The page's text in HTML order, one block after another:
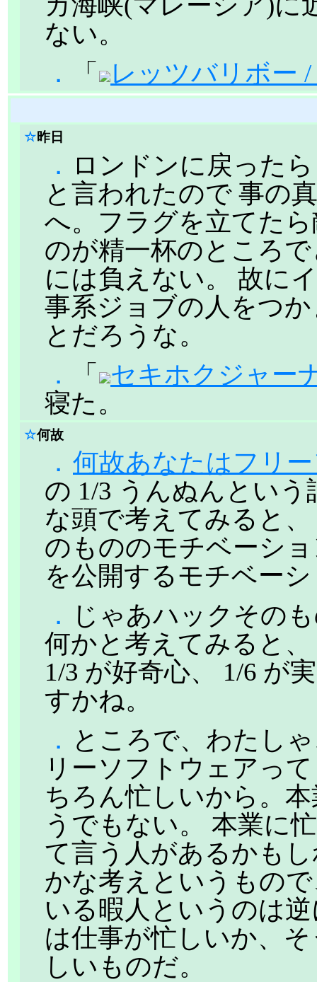
ない。
．
「 レッツバリボー
☆昨日
． ロンドンに戻った
と言われたので 事の
へ。フラグを立てた
のが精一杯のところ
には負えない。 故に
事系ジョブの人をつ
とだろうな。
．
「
セキホクジャー
寝た。
☆何故
． 何故あなたはフリ
の 1/3 うんぬんとい
な頭で考えてみると
のもののモチベーシ
を公開するモチベー
．
じゃあハックその
何かと考えてみると
1/3 が好奇心、 1/6 が
すかね。
． ところで、わたし
リーソフトウェアっ
ちろん忙しいから。
うでもない。 本業に
て言う人があるかも
かな考えというもの
いる暇人というのは
は仕事が忙しいか、
しいものだ。